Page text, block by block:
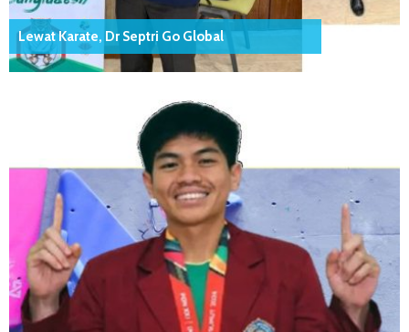
Lewat Karate, Dr Septri Go Global